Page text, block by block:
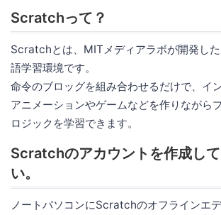
Scratchって？
Scratchとは、MITメディアラボが開発し
語学習環境です。
命令のブロッグを組み合わせるだけで、イ
アニメーションやゲームなどを作りながら
ロジックを学習できます。
Scratchのアカウントを作成し
い。
ノートパソコンにScratchのオフラインエ